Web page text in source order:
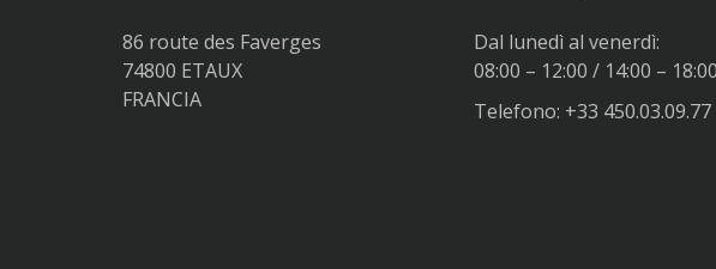
86 route des Faverges
74800 ETAUX
FRANCIA
Dal lunedì al venerdì:
08:00 – 12:00 / 14:00 – 18:00
Telefono: +33 450.03.09.77